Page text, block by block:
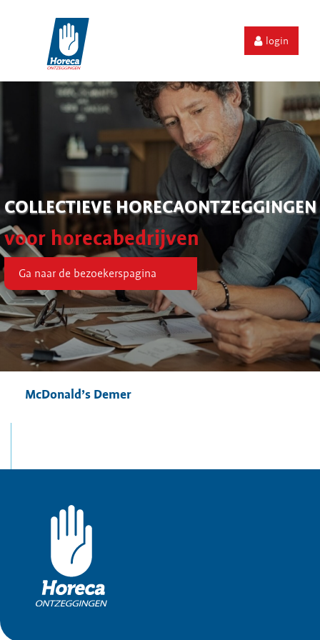
login
COLLECTIEVE HORECAONTZEGGINGEN
voor horecabedrijven
Ga naar de bezoekerspagina
McDonald’s Demer